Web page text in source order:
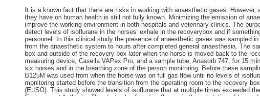
It is a known fact that there are risks in working with anaesthetic gases.
they have on human health is still not fully known. Minimizing the emission of
improve the working environment in both hospitals and veterinary clinics. The
detect levels of isoflurane in the horses’ exhale in the recoverybox and if
personnel. In this clinical study the presence of anaesthetic gases was sampled
from the anaesthetic system to hours after completed general anaesthesia. The
box and outside of the recovery box later when the horse is moved back to the
measuring device, Casella VAPex Pro, and a sample tube, Anasorb 747, for 15
six horses and in the breathing zone of the person monitoring. Before these
B125M was used from when the horse was on full gas flow until no levels of
monitoring started before the transition from the operating room to the recovery
(EtISO). This study showed levels of isoflurane that at multiple times exceeded